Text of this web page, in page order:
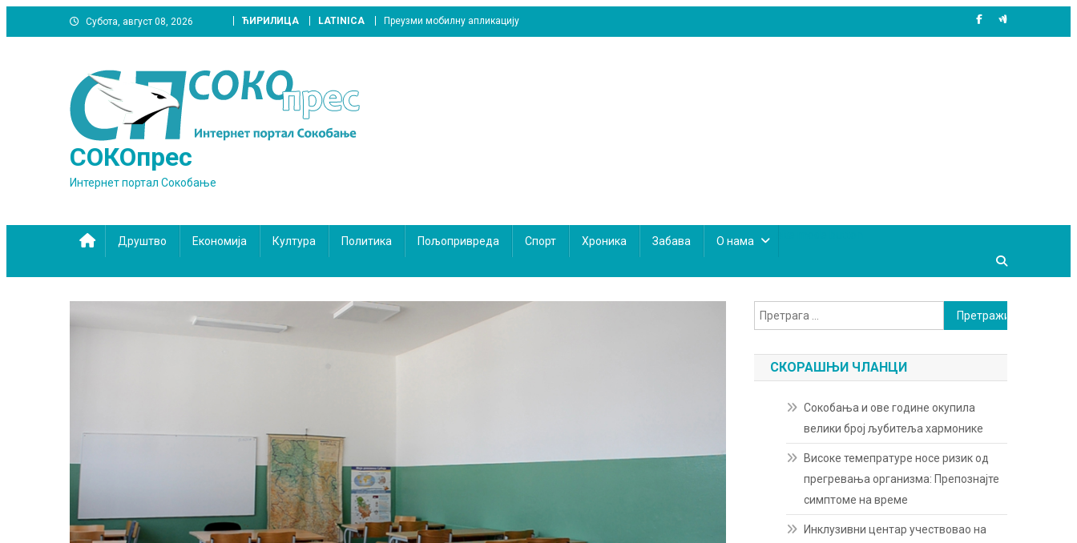
to
Субота, август 08, 2026 ЋИРИЛИЦА LATINICA Преузми мобилну апликацију
СОКОпрес
Интернет портал Сокобање
Друштво Економија Култура Политика Пољопривреда Спорт Хроника Забава О нама
Претрага
за:
СКОРАШЊИ ЧЛАНЦИ
Сокобања и ове године окупила
велики број љубитеља хармонике
Високе темепратуре носе ризик од
прегревања организма: Препознајте
симптоме на време
Инклузивни центар учествовао на